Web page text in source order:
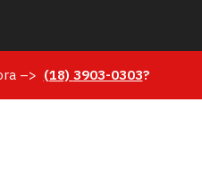
–> (18) 3903-0303?